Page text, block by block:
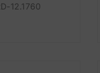
12.1760